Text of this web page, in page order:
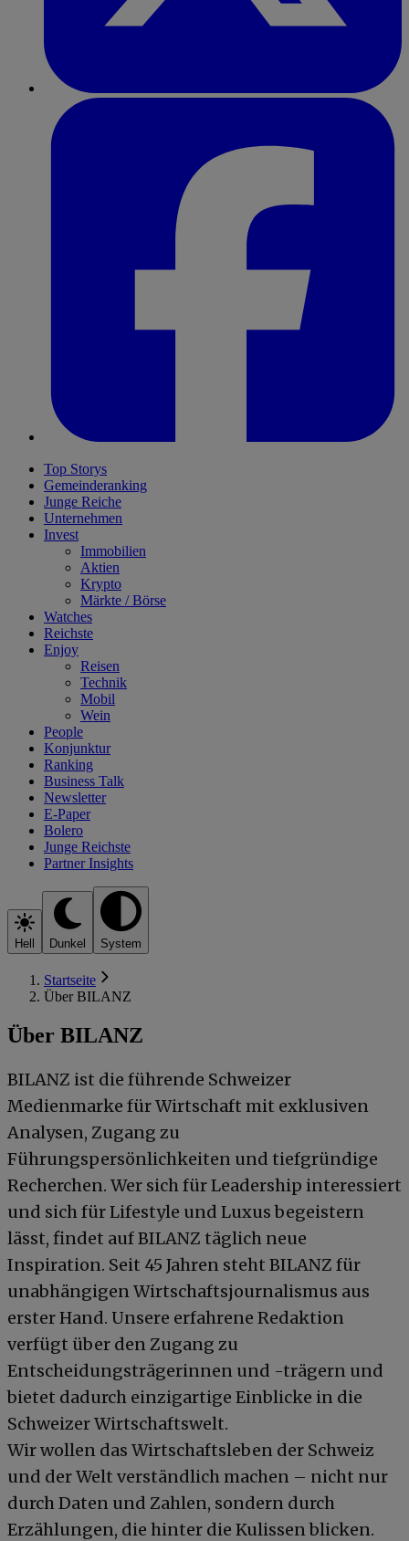
Top Storys
Gemeinderanking
Junge Reiche
Unternehmen
Invest
Immobilien
Aktien
Krypto
Märkte / Börse
Watches
Reichste
Enjoy
Reisen
Technik
Mobil
Wein
People
Konjunktur
Ranking
Business Talk
Newsletter
E-Paper
Bolero
Junge Reichste
Partner Insights
Hell Dunkel System
Startseite
Über BILANZ
Über BILANZ
BILANZ ist die führende Schweizer
Medienmarke für Wirtschaft mit exklusiven
Analysen, Zugang zu
Führungspersönlichkeiten und tiefgründige
Recherchen. Wer sich für Leadership interessiert
und sich für Lifestyle und Luxus begeistern
lässt, findet auf BILANZ täglich neue
Inspiration. Seit 45 Jahren steht BILANZ für
unabhängigen Wirtschaftsjournalismus aus
erster Hand. Unsere erfahrene Redaktion
verfügt über den Zugang zu
Entscheidungsträgerinnen und -trägern und
bietet dadurch einzigartige Einblicke in die
Schweizer Wirtschaftswelt.
Wir wollen das Wirtschaftsleben der Schweiz
und der Welt verständlich machen – nicht nur
durch Daten und Zahlen, sondern durch
Erzählungen, die hinter die Kulissen blicken.